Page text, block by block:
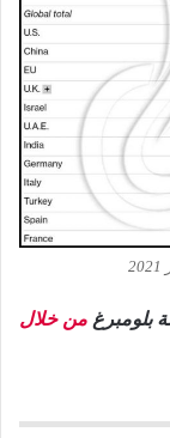
بلومبرغ من خلال